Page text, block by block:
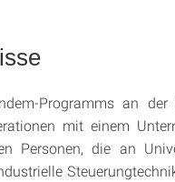
Programms an
mit einem
Personen, die an